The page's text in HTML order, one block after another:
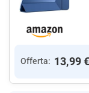
Offerta: 13,99 €